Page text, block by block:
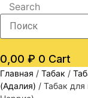
Search
0,00 ₽ 0 Cart
Главная / Табак /
(Адалия) / Табак для